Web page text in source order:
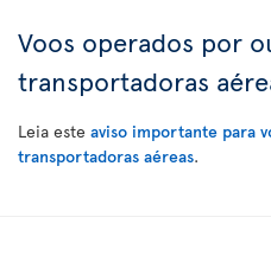
Voos operados por
transportadoras
Leia este aviso importante para
transportadoras aéreas.